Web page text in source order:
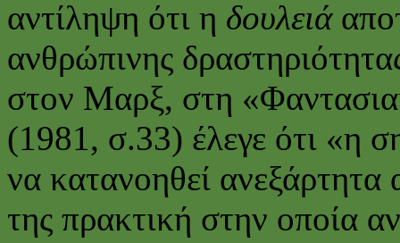
αντίληψη ότι η δουλειά
ανθρώπινης
στον Μαρξ, στη
(1981, σ.33) έλεγε ότι «η
να κατανοηθεί ανεξάρτητα
της πρακτική στην οποία